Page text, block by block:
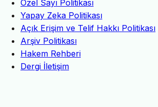
Özel Sayı Politikası
Yapay Zeka Politikası
Açık Erişim ve Telif Hakkı Politikası
Arşiv Politikası
Hakem Rehberi
Dergi İletişim